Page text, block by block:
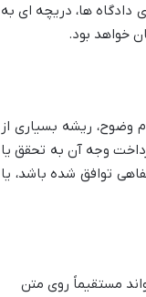
دادگاه ها، دریچه ای به
خواهد بود.
وضوح، ریشه بسیاری از
وجه آن به تحقق یا
توافق شده باشد، یا
مستقیماً روی متن